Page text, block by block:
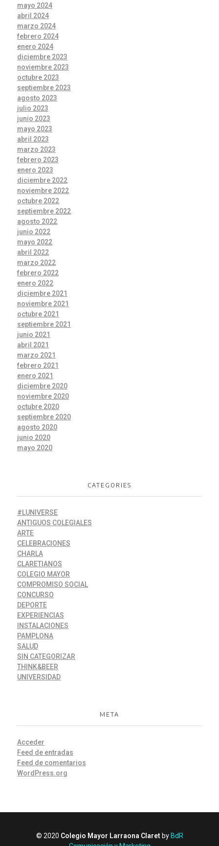
mayo 2024
abril 2024
marzo 2024
febrero 2024
enero 2024
diciembre 2023
noviembre 2023
octubre 2023
septiembre 2023
agosto 2023
julio 2023
junio 2023
mayo 2023
abril 2023
marzo 2023
febrero 2023
enero 2023
diciembre 2022
noviembre 2022
octubre 2022
septiembre 2022
agosto 2022
junio 2022
mayo 2022
abril 2022
marzo 2022
febrero 2022
enero 2022
diciembre 2021
noviembre 2021
octubre 2021
septiembre 2021
junio 2021
abril 2021
marzo 2021
febrero 2021
enero 2021
diciembre 2020
noviembre 2020
octubre 2020
septiembre 2020
agosto 2020
junio 2020
mayo 2020
CATEGORIES
#LUNIVERSE
ANTIGUOS COLEGIALES
ARTE
CELEBRACIONES
CHARLA
CLARETIANOS
COLEGIO MAYOR
COMPROMISO SOCIAL
CONCURSO
DEPORTE
EXPERIENCIAS
INSTALACIONES
PAMPLONA
SALUD
SIN CATEGORIZAR
THINK&BEER
UNIVERSIDAD
META
Acceder
Feed de entradas
Feed de comentarios
WordPress.org
© 2020 Colegio Mayor Larraona Claretby BdR